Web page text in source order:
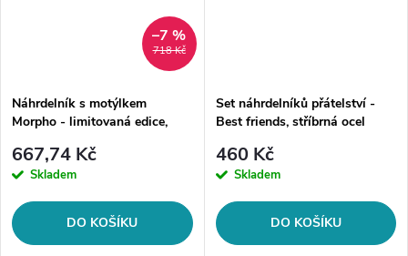
718 Kč
–7 %
Náhrdelník s motýlkem
Morpho - limitovaná edice,
667,74 Kč
Skladem
DO KOŠÍKU
Set náhrdelníků přátelství -
Best friends, stříbrná ocel
460 Kč
Skladem
DO KOŠÍKU